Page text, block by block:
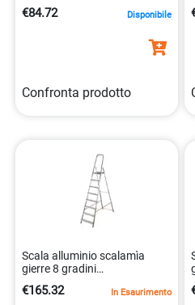
€84.72 Disponibile
Confronta prodotto
Scala alluminio scalamìa
gierre 8 gradini
8013186241824
€165.32 In Esaurimento